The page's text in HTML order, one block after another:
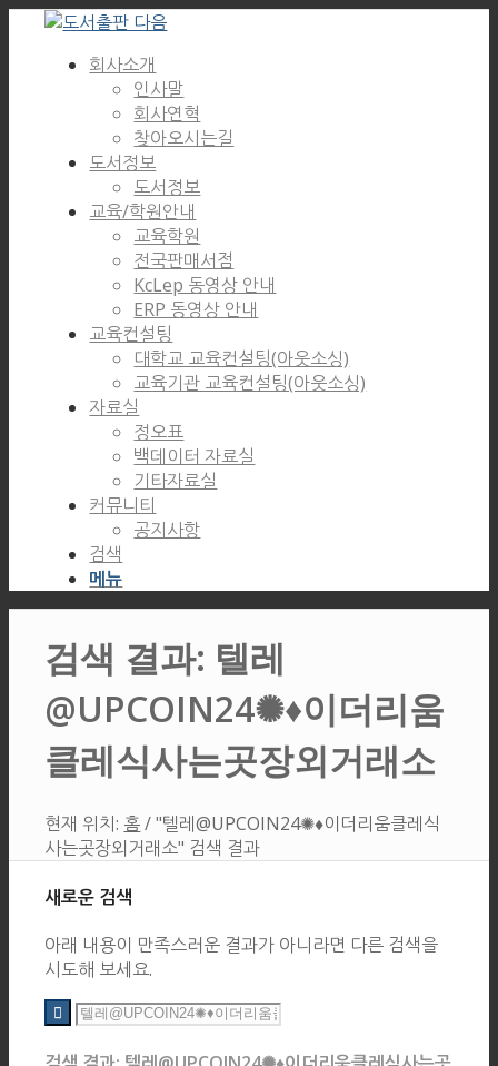
회사소개
인사말
회사연혁
찾아오시는길
도서정보
도서정보
교육/학원안내
교육학원
전국판매서점
KcLep 동영상 안내
ERP 동영상 안내
교육컨설팅
대학교 교육컨설팅(아웃소싱)
교육기관 교육컨설팅(아웃소싱)
자료실
정오표
백데이터 자료실
기타자료실
커뮤니티
공지사항
검색
메뉴
검색 결과: 텔레
@UPCOIN24✺♦이더리움
클레식사는곳장외거래소
현재 위치: 홈 / "텔레@UPCOIN24✺♦이더리움클레식
사는곳장외거래소" 검색 결과
새로운 검색
아래 내용이 만족스러운 결과가 아니라면 다른 검색을
시도해 보세요.